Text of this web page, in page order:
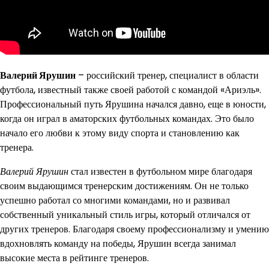
Валерий Ярушин – российский тренер, специалист в области
футбола, известный также своей работой с командой «Ариэль».
Профессиональный путь Ярушина начался давно, еще в юности,
когда он играл в аматорских футбольных командах. Это было
начало его любви к этому виду спорта и становлению как
тренера.
Валерий Ярушинстал известен в футбольном мире благодаря
своим выдающимся тренерским достижениям. Он не только
успешно работал со многими командами, но и развивал
собственный уникальный стиль игры, который отличался от
других тренеров. Благодаря своему профессионализму и умению
вдохновлять команду на победы, Ярушин всегда занимал
высокие места в рейтинге тренеров.